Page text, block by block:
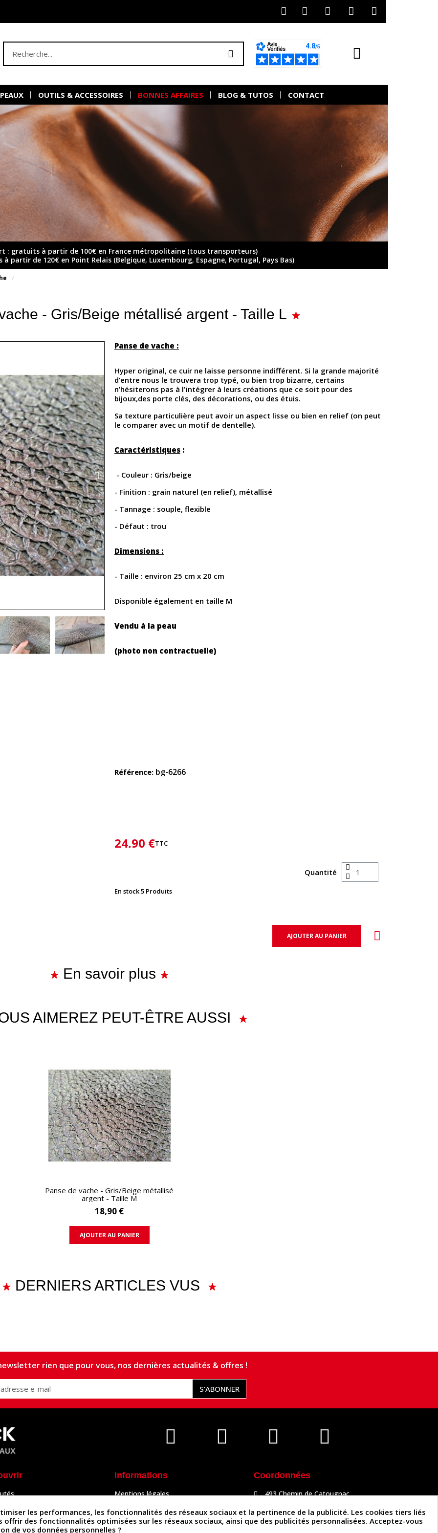
OUTILS & ACCESSOIRES BONNES AFFAIRES BLOG & TUTOS CONTACT
: gratuits à partir de 100€ en France métropolitaine (tous transporteurs)
partir de 120€ en Point Relais (Belgique, Luxembourg, Espagne, Portugal, Pays Bas)
- Gris/Beige métallisé argent - Taille L
Panse de vache :
Hyper original, ce cuir ne laisse personne indifférent. Si la grande majorité
d’entre nous le trouvera trop typé, ou bien trop bizarre, certains
n’hésiterons pas à l'intégrer à leurs créations que ce soit pour des
bijoux,des porte clés, des décorations, ou des étuis.
Sa texture particulière peut avoir un aspect lisse ou bien en relief (on peut
le comparer avec un motif de dentelle).
Caractéristiques :
- Couleur : Gris/beige
- Finition : grain naturel (en relief), métallisé
- Tannage : souple, flexible
- Défaut : trou
Dimensions :
- Taille : environ 25 cm x 20 cm
Disponible également en taille M
Vendu à la peau
(photo non contractuelle)
Référence bg-6266
24,90 €TTC
Quantité
En stock5 Produits
AJOUTER AU PANIER
En savoir plus
AIMEREZ PEUT-ÊTRE AUSSI
APERÇU RAPIDE
Panse de vache - Gris/Beige métallisé
argent - Taille M
18,90 €
AJOUTER AU PANIER
DERNIERS ARTICLES VUS
rien que pour vous, nos dernières actualités & offres !
S’ABONNER
Accessoires
Informations
Mentions légales
Politique de confidentialité
Politique des cookies
Contactez-nous
Coordonnées
493 Chemin de Catougnac
05 63 34 51 88
contact@cuirenstock.com
les performances, les fonctionnalités des réseaux sociaux et la pertinence de la publicité. Les cookies tiers liés
des fonctionnalités optimisées sur les réseaux sociaux, ainsi que des publicités personnalisées. Acceptez-vous
de vos données personnelles ?